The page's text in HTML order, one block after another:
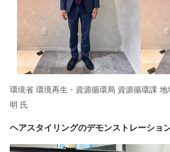
環境省 環境再生・資源循環局 資源循環課
明 氏
ヘアスタイリングのデモンストレーショ